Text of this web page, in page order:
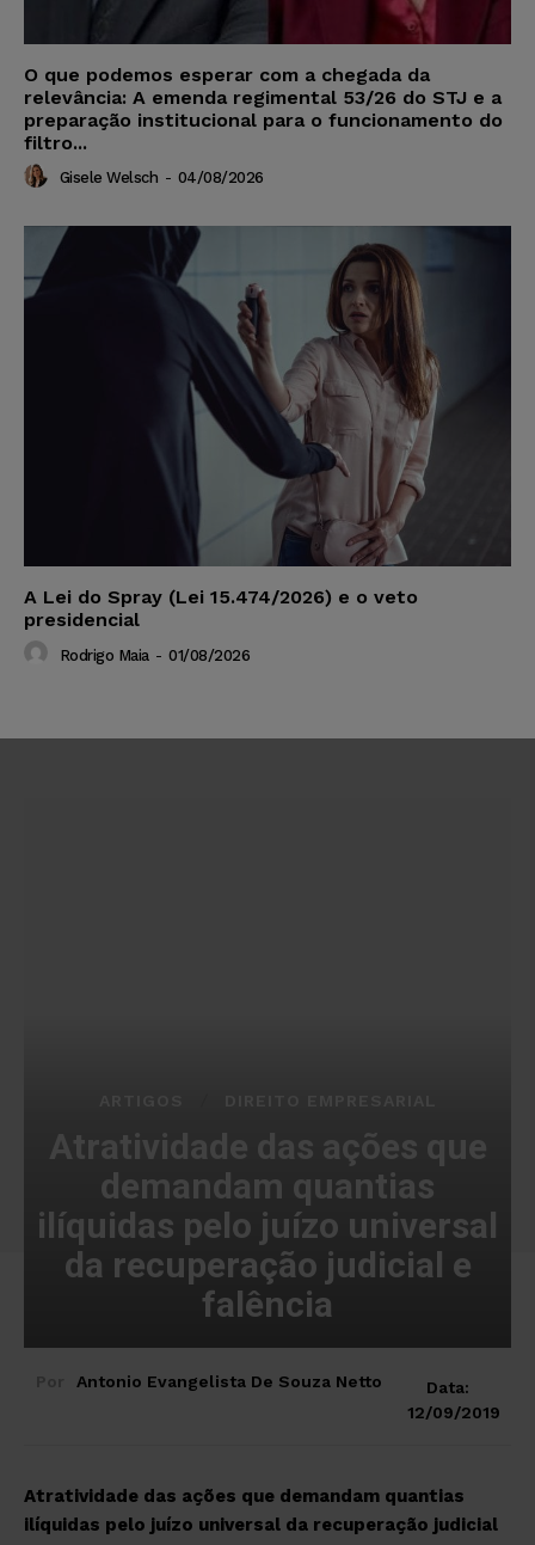
O que podemos esperar com a chegada da
relevância: A emenda regimental 53/26 do STJ e a
preparação institucional para o funcionamento do
filtro...
Gisele Welsch - 04/08/2026
A Lei do Spray (Lei 15.474/2026) e o veto
presidencial
Rodrigo Maia - 01/08/2026